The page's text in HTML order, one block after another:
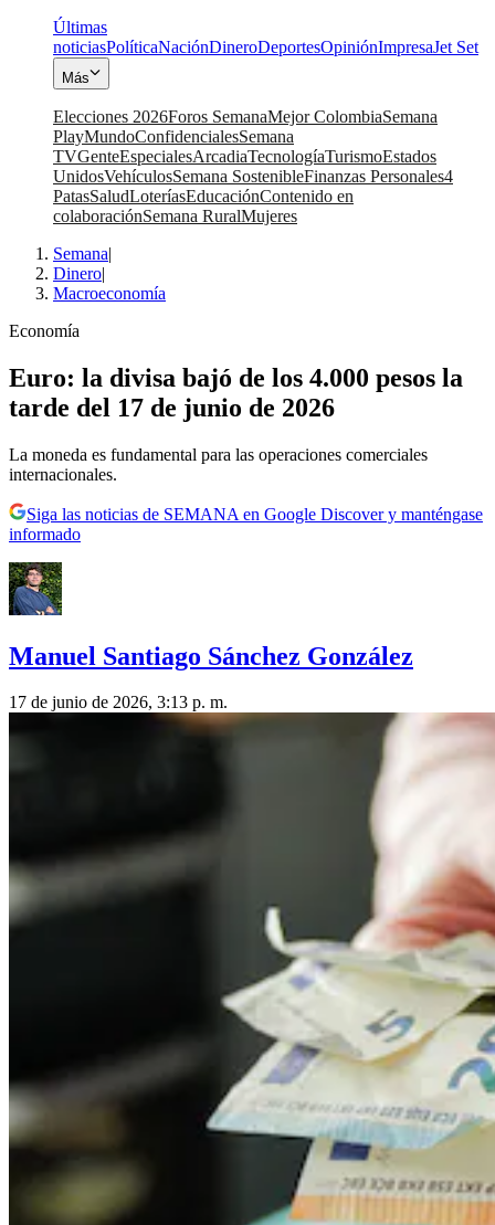
Últimas
noticiasPolíticaNaciónDineroDeportesOpiniónImpresaJet Set
Más
Elecciones 2026Foros SemanaMejor ColombiaSemana
PlayMundoConfidencialesSemana
TVGenteEspecialesArcadiaTecnologíaTurismoEstados
UnidosVehículosSemana SostenibleFinanzas Personales4
PatasSaludLoteríasEducaciónContenido en
colaboraciónSemana RuralMujeres
Semana|
Dinero|
Macroeconomía
Economía
Euro: la divisa bajó de los 4.000 pesos la
tarde del 17 de junio de 2026
La moneda es fundamental para las operaciones comerciales
internacionales.
Siga las noticias de SEMANA en Google Discover y manténgase
informado
Manuel Santiago Sánchez González
17 de junio de 2026, 3:13 p. m.